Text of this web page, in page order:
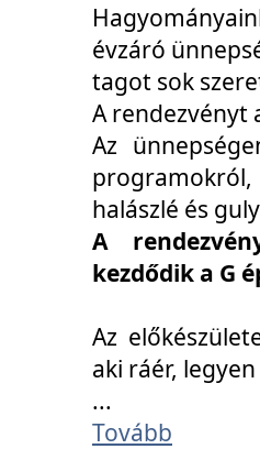
évzáró
tagot sok
A rendezvényt
Az
halászlé és
A
kezdődik a G
Az
aki ráér,
...
Tovább